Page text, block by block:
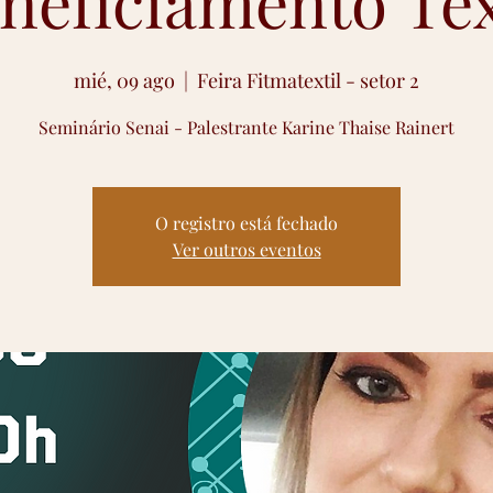
mié, 09 ago
  |
Feira Fitmatextil - setor 2
Seminário Senai - Palestrante Karine Thaise Rainert
O registro está fechado
Ver outros eventos